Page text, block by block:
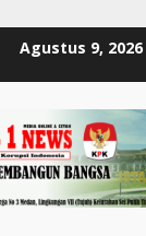
Agustus 9, 2026